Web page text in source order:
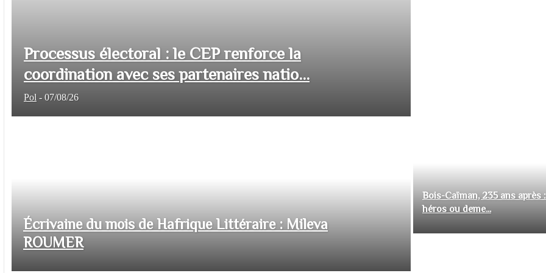
Processus électoral : le CEP renforce la
coordination avec ses partenaires natio...
Pol - 07/08/26
Écrivaine du mois de Hafrique Littéraire : Mileva
ROUMER
Bois-Caïman, 235 ans après
héros ou deme...